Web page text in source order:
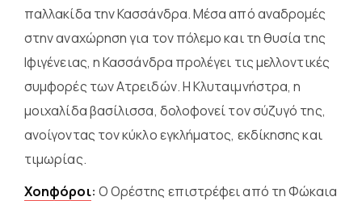
παλλακίδα την Κασσάνδρα. Μέσα από αναδρομές
στην αναχώρηση για τον πόλεμο και τη θυσία της
Ιφιγένειας, η Κασσάνδρα προλέγει τις μελλοντικές
συμφορές των Ατρειδών. Η Κλυταιμνήστρα, η
μοιχαλίδα βασίλισσα, δολοφονεί τον σύζυγό της,
ανοίγοντας τον κύκλο εγκλήματος, εκδίκησης και
τιμωρίας.
Χοηφόροι: Ο Ορέστης επιστρέφει από τη Φώκαια